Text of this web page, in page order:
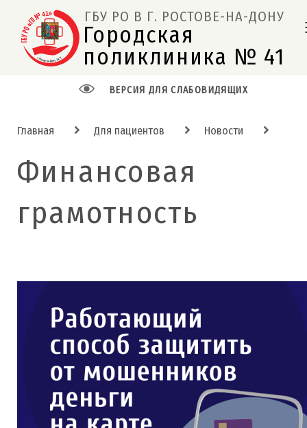
ГБУ РО В Г. РОСТОВЕ-НА-ДОНУ
Городская
поликлиника № 41
ВЕРСИЯ ДЛЯ СЛАБОВИДЯЩИХ
Главная Для пациентов Новости
Финансовая
грамотность